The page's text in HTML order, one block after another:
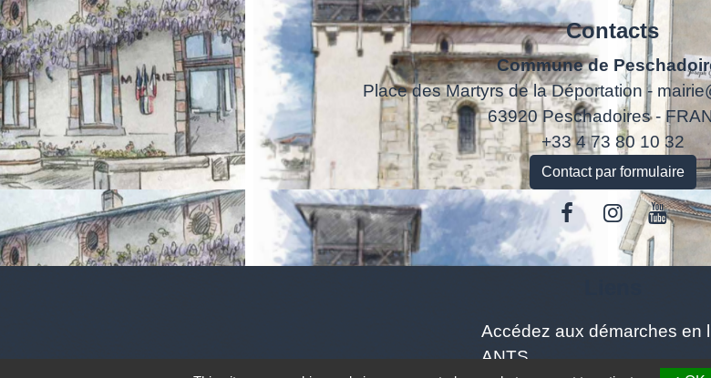
Contacts
Commune de
Place des Martyrs de la Déportation -
63920 Peschadoires -
+33 4 73 80 10 32
Contact par formulaire
Accédez aux démarches en
ANTS